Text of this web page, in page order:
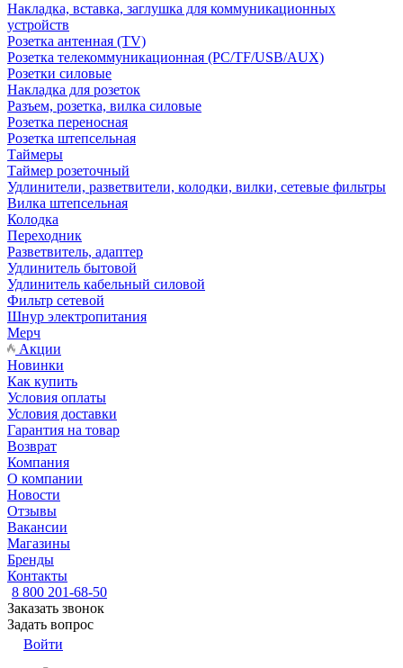
Накладка, вставка, заглушка для коммуникационных
устройств
Розетка антенная (TV)
Розетка телекоммуникационная (PC/TF/USB/AUX)
Розетки силовые
Накладка для розеток
Разъем, розетка, вилка силовые
Розетка переносная
Розетка штепсельная
Таймеры
Таймер розеточный
Удлинители, разветвители, колодки, вилки, сетевые фильтры
Вилка штепсельная
Колодка
Переходник
Разветвитель, адаптер
Удлинитель бытовой
Удлинитель кабельный силовой
Фильтр сетевой
Шнур электропитания
Мерч
Акции
Новинки
Как купить
Условия оплаты
Условия доставки
Гарантия на товар
Возврат
Компания
О компании
Новости
Отзывы
Вакансии
Магазины
Бренды
Контакты
8 800 201-68-50
Заказать звонок
Задать вопрос
Войти